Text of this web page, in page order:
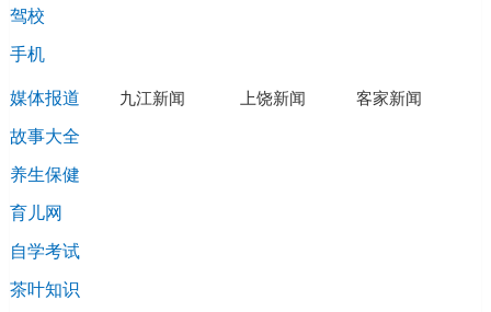
驾校
手机
媒体报道
九江新闻 上饶新闻
客家新闻
故事大全
养生保健
育儿网
自学考试
茶叶知识